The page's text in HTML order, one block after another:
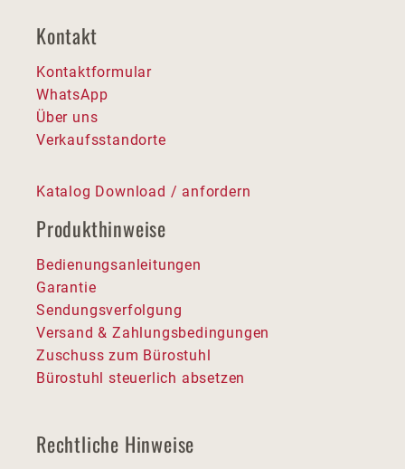
Kontakt
Kontaktformular
WhatsApp
Über uns
Verkaufsstandorte
Katalog Download / anfordern
Produkthinweise
Bedienungsanleitungen
Garantie
Sendungsverfolgung
Versand & Zahlungsbedingungen
Zuschuss zum Bürostuhl
Bürostuhl steuerlich absetzen
Rechtliche Hinweise